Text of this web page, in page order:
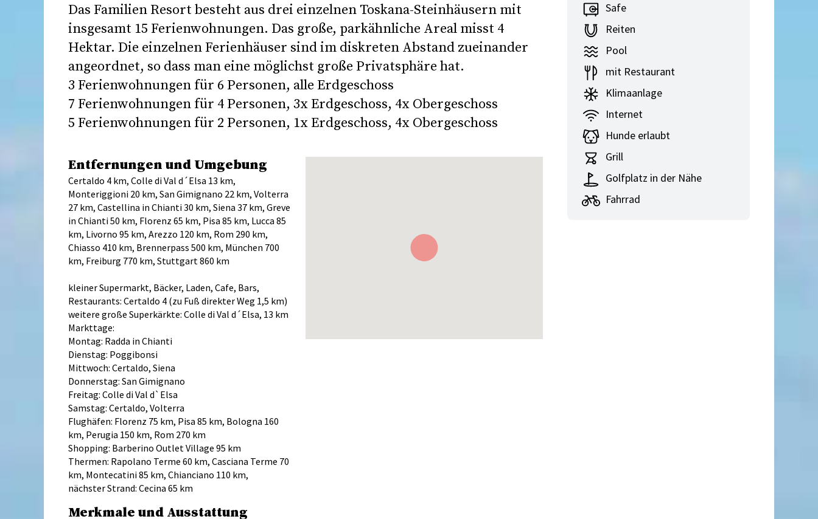
Safe
Reiten
Pool
mit Restaurant
Klimaanlage
Internet
Hunde erlaubt
Grill
Golfplatz in der Nähe
Fahrrad
Das Familien Resort besteht aus drei einzelnen Toskana-Steinhäusern mit
insgesamt 15 Ferienwohnungen. Das große, parkähnliche Areal misst 4
Hektar. Die einzelnen Ferienhäuser sind im diskreten Abstand zueinander
angeordnet, so dass man eine möglichst große Privatsphäre hat.
3 Ferienwohnungen für 6 Personen, alle Erdgeschoss
7 Ferienwohnungen für 4 Personen, 3x Erdgeschoss, 4x Obergeschoss
5 Ferienwohnungen für 2 Personen, 1x Erdgeschoss, 4x Obergeschoss
Entfernungen und Umgebung
Certaldo 4 km, Colle di Val d´Elsa 13 km,
Monteriggioni 20 km, San Gimignano 22 km, Volterra
27 km, Castellina in Chianti 30 km, Siena 37 km, Greve
in Chianti 50 km, Florenz 65 km, Pisa 85 km, Lucca 85
km, Livorno 95 km, Arezzo 120 km, Rom 290 km,
Chiasso 410 km, Brennerpass 500 km, München 700
km, Freiburg 770 km, Stuttgart 860 km
kleiner Supermarkt, Bäcker, Laden, Cafe, Bars,
Restaurants: Certaldo 4 (zu Fuß direkter Weg 1,5 km)
weitere große Superkärkte: Colle di Val d´Elsa, 13 km
Markttage:
Montag: Radda in Chianti
Dienstag: Poggibonsi
Mittwoch: Certaldo, Siena
Donnerstag: San Gimignano
Freitag: Colle di Val d`Elsa
Samstag: Certaldo, Volterra
Flughäfen: Florenz 75 km, Pisa 85 km, Bologna 160
km, Perugia 150 km, Rom 270 km
Shopping: Barberino Outlet Village 95 km
Thermen: Rapolano Terme 60 km, Casciana Terme 70
km, Montecatini 85 km, Chianciano 110 km,
nächster Strand: Cecina 65 km
Merkmale und Ausstattung